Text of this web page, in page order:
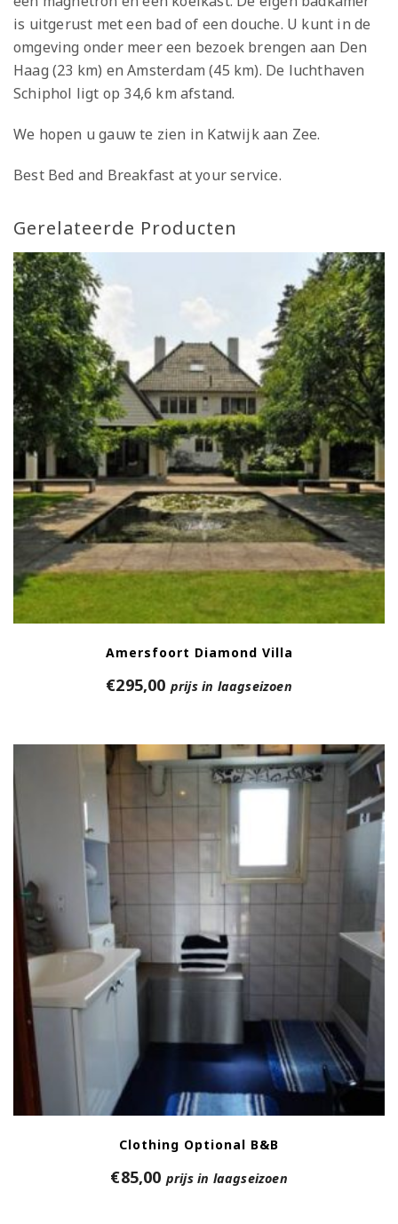
is uitgerust met een bad of een douche. U kunt in de
omgeving onder meer een bezoek brengen aan Den
Haag (23 km) en Amsterdam (45 km). De luchthaven
Schiphol ligt op 34,6 km afstand.
We hopen u gauw te zien in Katwijk aan Zee.
Best Bed and Breakfast at your service.
Gerelateerde Producten
Amersfoort Diamond Villa
€295,00 prijs in laagseizoen
Clothing Optional B&B
€85,00 prijs in laagseizoen